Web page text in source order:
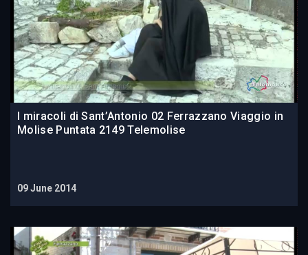
I miracoli di Sant’Antonio 02 Ferrazzano Viaggio in
Molise Puntata 2149 Telemolise
09 June 2014